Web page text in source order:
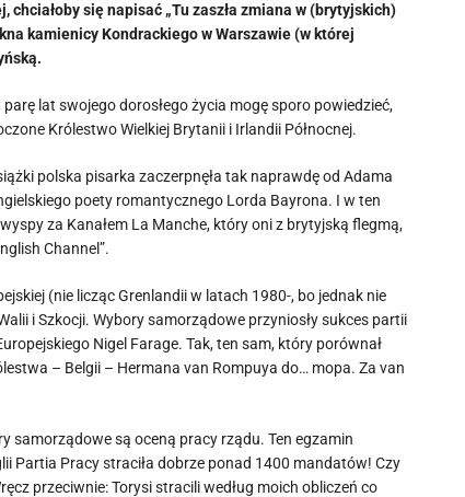
się napisać „Tu zaszła zmiana w (brytyjskich)
kamienicy Kondrackiego w Warszawie (w której
lat swojego dorosłego życia mogę sporo powiedzieć,
Królestwo Wielkiej Brytanii i Irlandii Północnej.
polska pisarka zaczerpnęła tak naprawdę od Adama
poety romantycznego Lorda Bayrona. I w ten
za Kanałem La Manche, który oni z brytyjską flegmą,
Channel”.
(nie licząc Grenlandii w latach 1980-, bo jednak nie
i Szkocji. Wybory samorządowe przyniosły sukces partii
Nigel Farage. Tak, ten sam, który porównał
– Belgii – Hermana van Rompuya do… mopa. Za van
samorządowe są oceną pracy rządu. Ten egzamin
Partia Pracy straciła dobrze ponad 1400 mandatów! Czy
przeciwnie: Torysi stracili według moich obliczeń co